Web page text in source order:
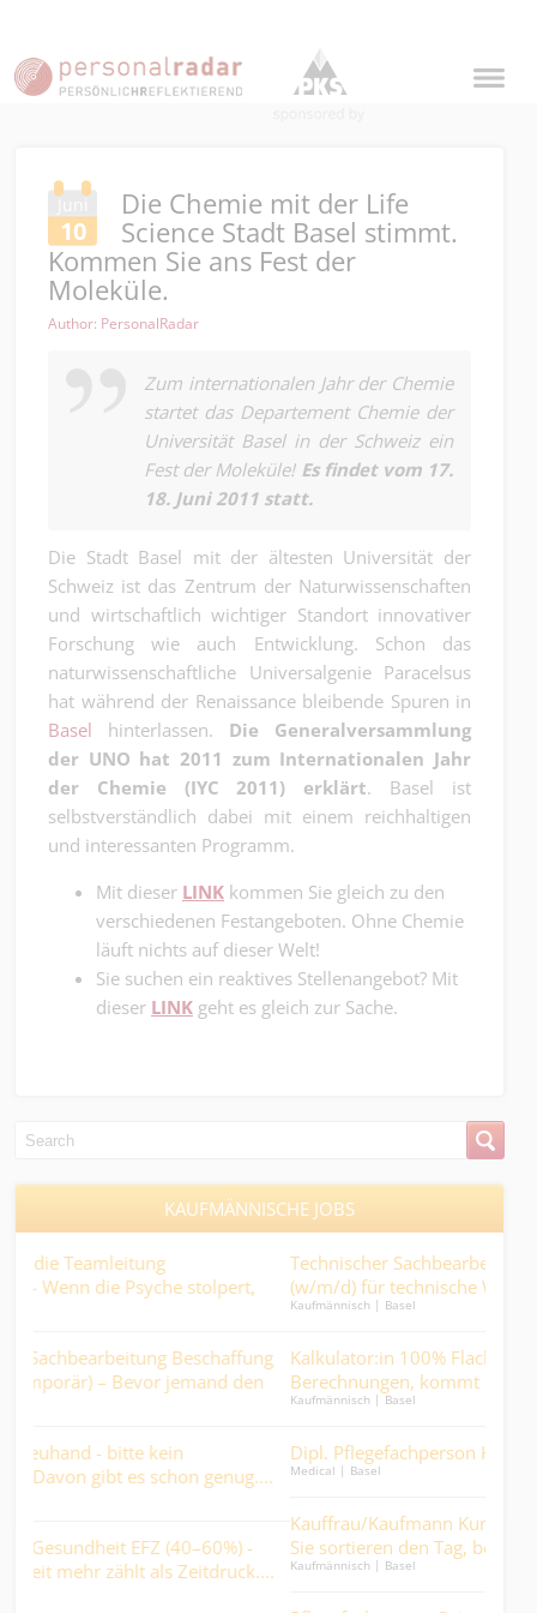
Juni
10
Die Chemie mit der Life
Science Stadt Basel stimmt.
Kommen Sie ans Fest der
Moleküle.
Author: PersonalRadar
Zum internationalen Jahr der Chemie
startet das Departement Chemie der
Universität Basel in der Schweiz ein
Fest der Moleküle! Es findet vom 17.
18. Juni 2011 statt.
Die Stadt Basel mit der ältesten Universität der
Schweiz ist das Zentrum der Naturwissenschaften
und wirtschaftlich wichtiger Standort innovativer
Forschung wie auch Entwicklung. Schon das
naturwissenschaftliche Universalgenie Paracelsus
hat während der Renaissance bleibende Spuren in
Basel hinterlassen. Die Generalversammlung
der UNO hat 2011 zum Internationalen Jahr
der Chemie (IYC 2011) erklärt. Basel ist
selbstverständlich dabei mit einem reichhaltigen
und interessanten Programm.
Mit dieser LINK kommen Sie gleich zu den
verschiedenen Festangeboten. Ohne Chemie
läuft nichts auf dieser Welt!
Sie suchen ein reaktives Stellenangebot? Mit
dieser LINK geht es gleich zur Sache.
KAUFMÄNNISCHE JOBS
den
genug....
-
Technischer Sachbearbeiter Auftragsabwicklung
(w/m/d) für technische Werkstoffe und
Kalkulator:in 100% Flachdächer - mit ihren
Berechnungen, kommt das Projekt nicht flach raus….
Dipl. Pflegefachperson HF für die psychiatrische
Medical | Basel
Kauffrau/Kaufmann Kundendienst-Disposition 100%
Sie sortieren den Tag, bevor er
Kaufmännisch | Basel